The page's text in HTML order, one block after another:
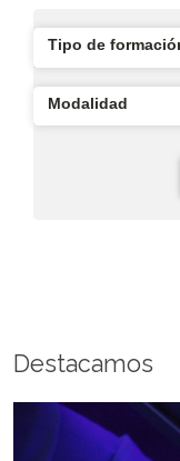
Tipo de
Modalidad
Destacamos